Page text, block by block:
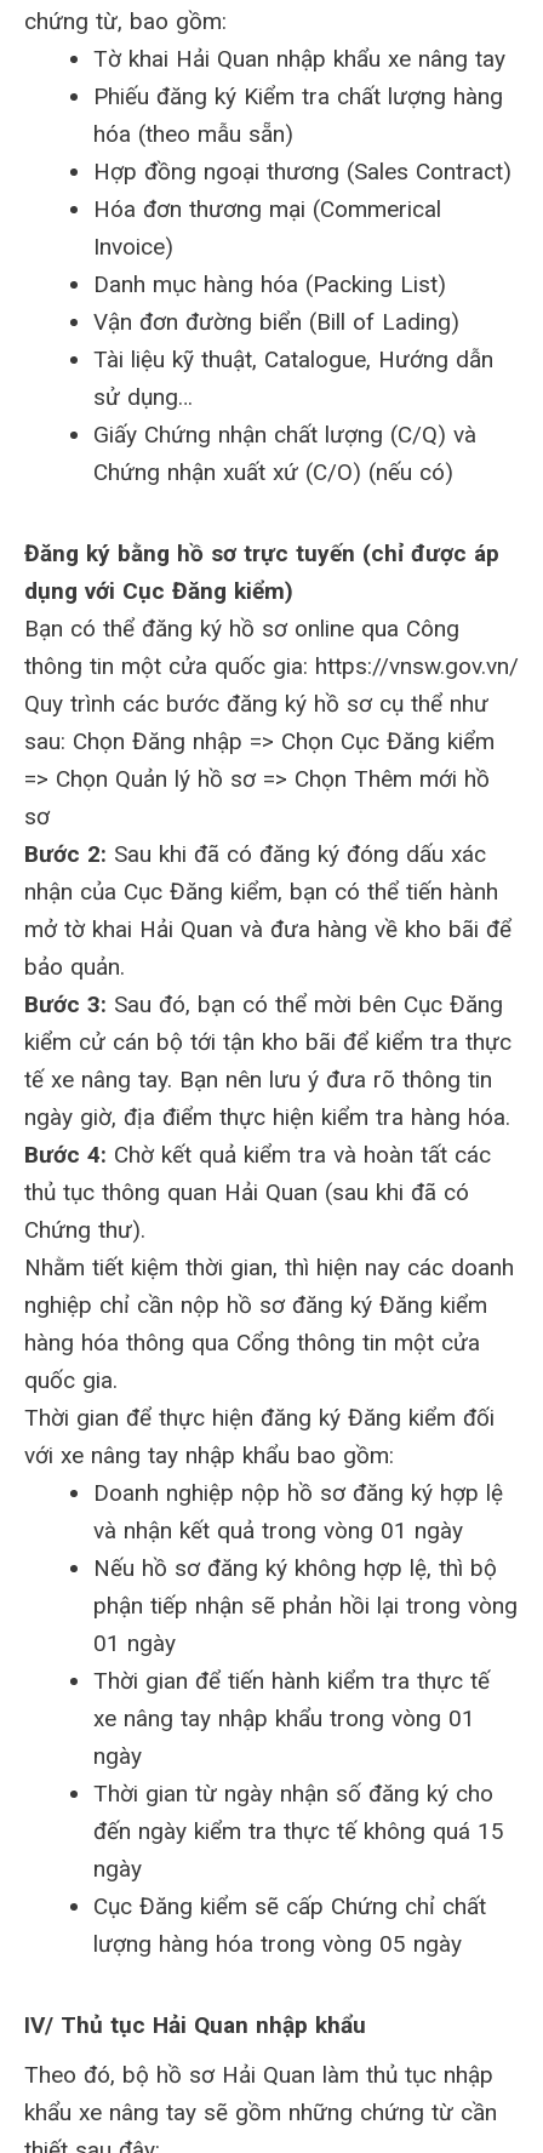
chứng từ, bao gồm:
Tờ khai Hải Quan nhập khẩu xe nâng tay
Phiếu đăng ký Kiểm tra chất lượng hàng
hóa (theo mẫu sẵn)
Hợp đồng ngoại thương (Sales Contract)
Hóa đơn thương mại (Commerical
Invoice)
Danh mục hàng hóa (Packing List)
Vận đơn đường biển (Bill of Lading)
Tài liệu kỹ thuật, Catalogue, Hướng dẫn
sử dụng…
Giấy Chứng nhận chất lượng (C/Q) và
Chứng nhận xuất xứ (C/O) (nếu có)
Đăng ký bằng hồ sơ trực tuyến (chỉ được áp
dụng với Cục Đăng kiểm)
Bạn có thể đăng ký hồ sơ online qua Công
thông tin một cửa quốc gia: https://vnsw.gov.vn/
Quy trình các bước đăng ký hồ sơ cụ thể như
sau: Chọn Đăng nhập => Chọn Cục Đăng kiểm
=> Chọn Quản lý hồ sơ => Chọn Thêm mới hồ
sơ
Bước 2: Sau khi đã có đăng ký đóng dấu xác
nhận của Cục Đăng kiểm, bạn có thể tiến hành
mở tờ khai Hải Quan và đưa hàng về kho bãi để
bảo quản.
Bước 3: Sau đó, bạn có thể mời bên Cục Đăng
kiểm cử cán bộ tới tận kho bãi để kiểm tra thực
tế xe nâng tay. Bạn nên lưu ý đưa rõ thông tin
ngày giờ, địa điểm thực hiện kiểm tra hàng hóa.
Bước 4: Chờ kết quả kiểm tra và hoàn tất các
thủ tục thông quan Hải Quan (sau khi đã có
Chứng thư).
Nhằm tiết kiệm thời gian, thì hiện nay các doanh
nghiệp chỉ cần nộp hồ sơ đăng ký Đăng kiểm
hàng hóa thông qua Cổng thông tin một cửa
quốc gia.
Thời gian để thực hiện đăng ký Đăng kiểm đối
với xe nâng tay nhập khẩu bao gồm:
Doanh nghiệp nộp hồ sơ đăng ký hợp lệ
và nhận kết quả trong vòng 01 ngày
Nếu hồ sơ đăng ký không hợp lệ, thì bộ
phận tiếp nhận sẽ phản hồi lại trong vòng
01 ngày
Thời gian để tiến hành kiểm tra thực tế
xe nâng tay nhập khẩu trong vòng 01
ngày
Thời gian từ ngày nhận số đăng ký cho
đến ngày kiểm tra thực tế không quá 15
ngày
Cục Đăng kiểm sẽ cấp Chứng chỉ chất
lượng hàng hóa trong vòng 05 ngày
IV/ Thủ tục Hải Quan nhập khẩu
Theo đó, bộ hồ sơ Hải Quan làm thủ tục nhập
khẩu xe nâng tay sẽ gồm những chứng từ cần